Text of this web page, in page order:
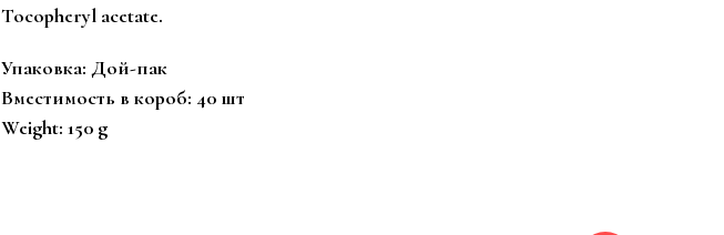
Tocopheryl acetate.
Упаковка: Дой-пак
Вместимость в короб: 40 шт
Weight: 150 g